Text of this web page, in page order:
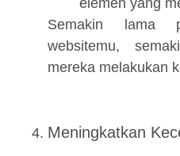
elemen yang
Semakin lama
websitemu,
mereka melakukan
Meningkatkan